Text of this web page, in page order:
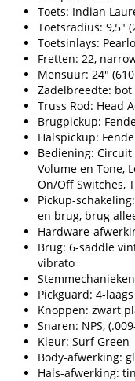
Toets: Indian
Toetsradius: 9,5"
Toetsinlays:
Fretten: 22,
Mensuur: 24"
Zadelbreedte: bot
Truss Rod: Head
Brugpickup:
Halspickup:
Bediening:
Volume en Tone,
On/Off Switches,
Pickup-
en brug, brug
Hardware-
Brug: 6-saddle
vibrato
Pickguard: 4-
Knoppen: zwart
Snaren: NPS,
Kleur: Surf Green
Body-afwerking:
Hals-afwerking: